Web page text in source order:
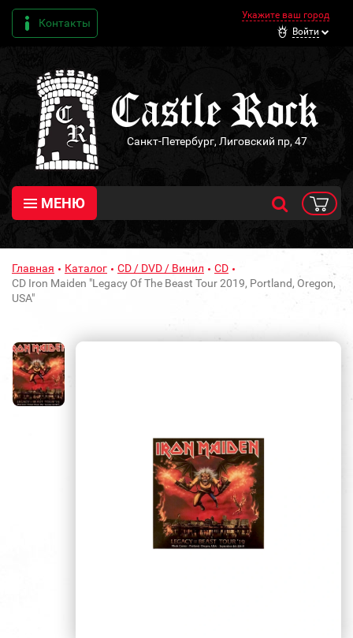
Контакты
Укажите ваш город
Войти
Санкт-Петербург, Лиговский пр, 47
МЕНЮ
Главная Каталог CD / DVD / Винил
CD
CD Iron Maiden "Legacy Of The Beast Tour 2019, Portland, Oregon,
USA"